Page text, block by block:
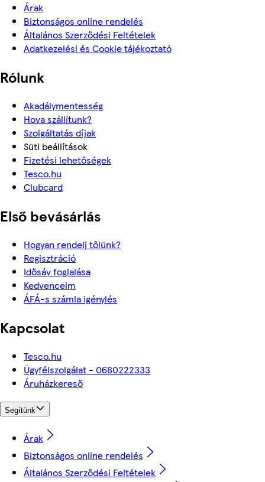
Árak
Biztonságos online rendelés
Általános Szerződési Feltételek
Adatkezelési és Cookie tájékoztató
Rólunk
Akadálymentesség
Hova szállítunk?
Szolgáltatás díjak
Süti beállítások
Fizetési lehetőségek
Tesco.hu
Clubcard
Első bevásárlás
Hogyan rendelj tőlünk?
Regisztráció
Idősáv foglalása
Kedvenceim
ÁFÁ-s számla igénylés
Kapcsolat
Tesco.hu
Ügyfélszolgálat - 0680222333
Áruházkereső
Segítünk
Árak
Biztonságos online rendelés
Általános Szerződési Feltételek